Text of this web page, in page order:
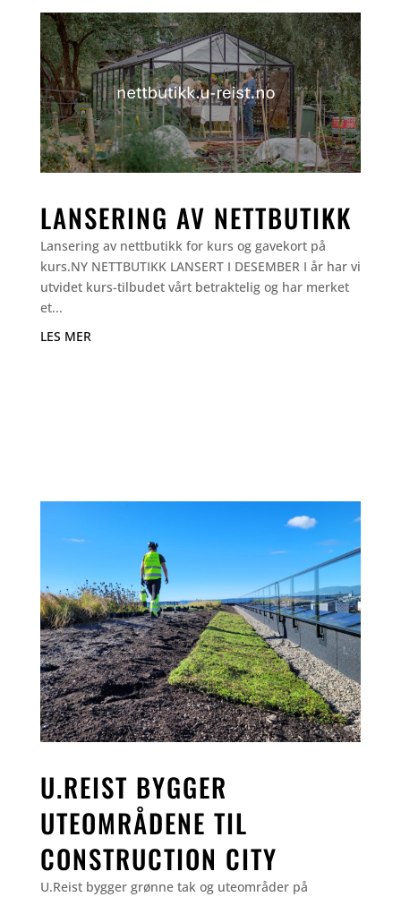
LANSERING AV NETTBUTIKK
Lansering av nettbutikk for kurs og gavekort på
kurs.NY NETTBUTIKK LANSERT I DESEMBER I år har vi
utvidet kurs-tilbudet vårt betraktelig og har merket
et...
LES MER
U.REIST BYGGER
UTEOMRÅDENE TIL
CONSTRUCTION CITY
U.Reist bygger grønne tak og uteområder på